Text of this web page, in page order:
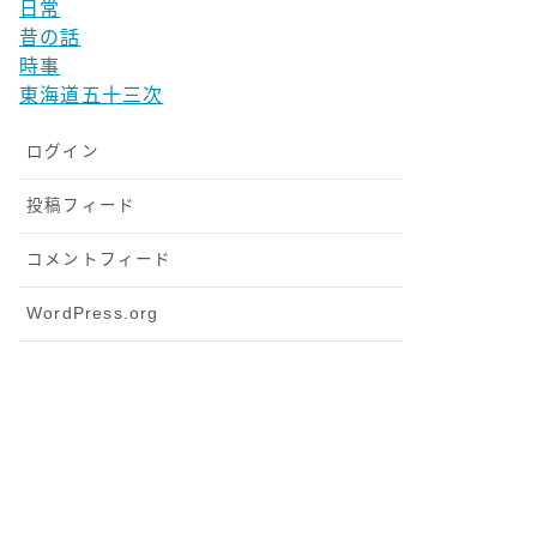
日常
昔の話
時事
東海道五十三次
ログイン
投稿フィード
コメントフィード
WordPress.org